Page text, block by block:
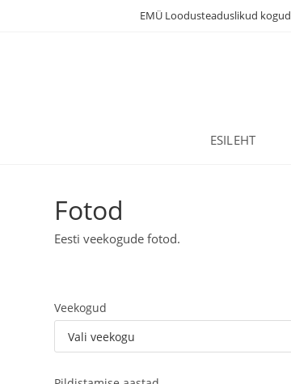
EMÜ Loodusteaduslikud kogud
ESILEHT
Fotod
Eesti veekogude fotod.
Veekogud